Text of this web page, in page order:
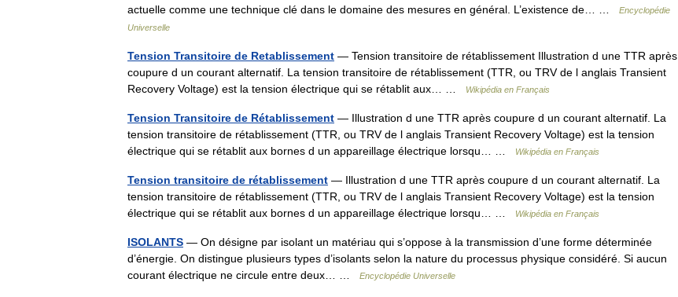
actuelle comme une technique clé dans le domaine des mesures en général. L’existence de… …
Encyclopédie
Universelle
Tension Transitoire de Retablissement — Tension transitoire de rétablissement Illustration d une TTR après
coupure d un courant alternatif. La tension transitoire de rétablissement (TTR, ou TRV de l anglais Transient
Recovery Voltage) est la tension électrique qui se rétablit aux… …
Wikipédia en Français
Tension Transitoire de Rétablissement — Illustration d une TTR après coupure d un courant alternatif. La
tension transitoire de rétablissement (TTR, ou TRV de l anglais Transient Recovery Voltage) est la tension
électrique qui se rétablit aux bornes d un appareillage électrique lorsqu… …
Wikipédia en Français
Tension transitoire de rétablissement — Illustration d une TTR après coupure d un courant alternatif. La
tension transitoire de rétablissement (TTR, ou TRV de l anglais Transient Recovery Voltage) est la tension
électrique qui se rétablit aux bornes d un appareillage électrique lorsqu… …
Wikipédia en Français
ISOLANTS — On désigne par isolant un matériau qui s’oppose à la transmission d’une forme déterminée
d’énergie. On distingue plusieurs types d’isolants selon la nature du processus physique considéré. Si aucun
courant électrique ne circule entre deux… …
Encyclopédie Universelle